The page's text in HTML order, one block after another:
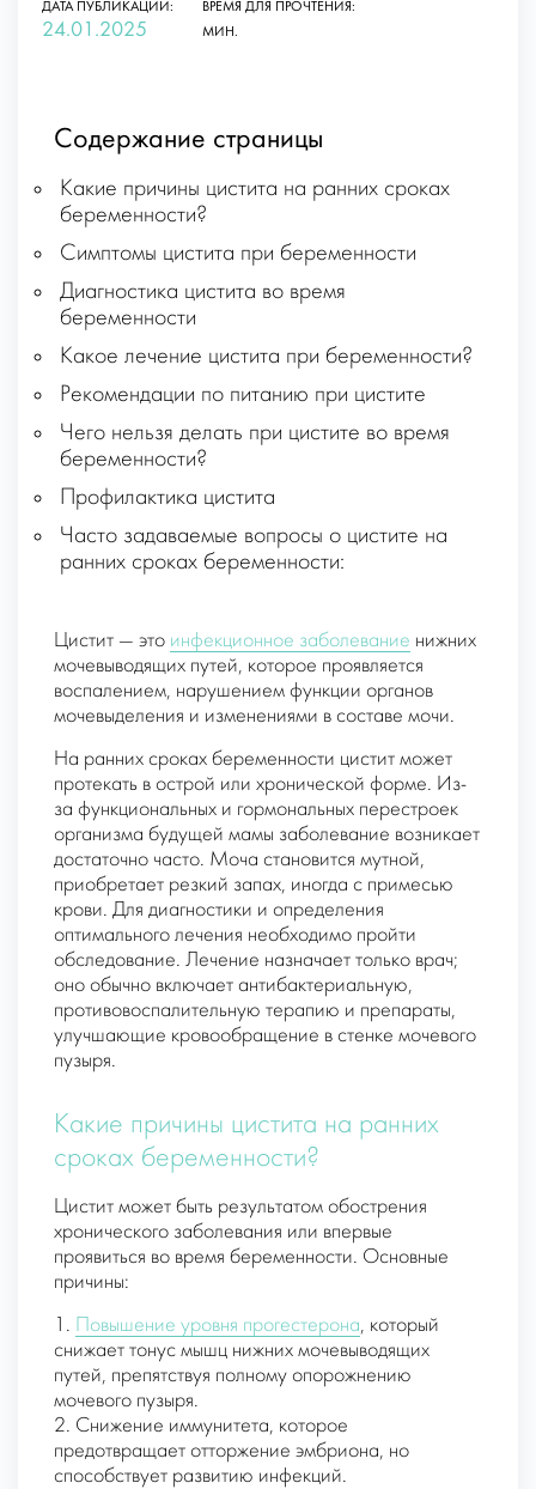
ДАТА ПУБЛИКАЦИИ:
24.01.2025
ВРЕМЯ ДЛЯ ПРОЧТЕНИЯ:
МИН.
Содержание страницы
Какие причины цистита на ранних сроках
беременности?
Симптомы цистита при беременности
Диагностика цистита во время
беременности
Какое лечение цистита при беременности?
Рекомендации по питанию при цистите
Чего нельзя делать при цистите во время
беременности?
Профилактика цистита
Часто задаваемые вопросы о цистите на
ранних сроках беременности:
Цистит — это инфекционное заболевание нижних
мочевыводящих путей, которое проявляется
воспалением, нарушением функции органов
мочевыделения и изменениями в составе мочи.
На ранних сроках беременности цистит может
протекать в острой или хронической форме. Из-
за функциональных и гормональных перестроек
организма будущей мамы заболевание возникает
достаточно часто. Моча становится мутной,
приобретает резкий запах, иногда с примесью
крови. Для диагностики и определения
оптимального лечения необходимо пройти
обследование. Лечение назначает только врач;
оно обычно включает антибактериальную,
противовоспалительную терапию и препараты,
улучшающие кровообращение в стенке мочевого
пузыря.
Какие причины цистита на ранних
сроках беременности?
Цистит может быть результатом обострения
хронического заболевания или впервые
проявиться во время беременности. Основные
причины:
1. Повышение уровня прогестерона, который
снижает тонус мышц нижних мочевыводящих
путей, препятствуя полному опорожнению
мочевого пузыря.
2. Снижение иммунитета, которое
предотвращает отторжение эмбриона, но
способствует развитию инфекций.